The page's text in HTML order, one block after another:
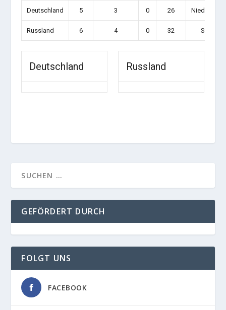
Deutschland 5 3 0 26 Niederlage
Russland 6 4 0 32 Sieg
Deutschland Russland
GEFÖRDERT DURCH
FOLGT UNS
FACEBOOK